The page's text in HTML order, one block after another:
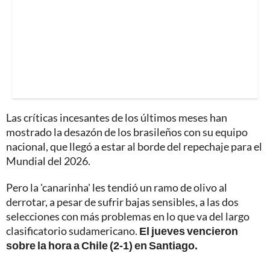
Las críticas incesantes de los últimos meses han
mostrado la desazón de los brasileños con su equipo
nacional, que llegó a estar al borde del repechaje para el
Mundial del 2026.
Pero la 'canarinha' les tendió un ramo de olivo al
derrotar, a pesar de sufrir bajas sensibles, a las dos
selecciones con más problemas en lo que va del largo
clasificatorio sudamericano. El jueves vencieron
sobre la hora a Chile (2-1) en Santiago.